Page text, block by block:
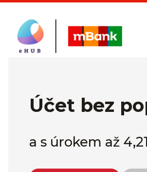
Účet bez
a s úrokem až